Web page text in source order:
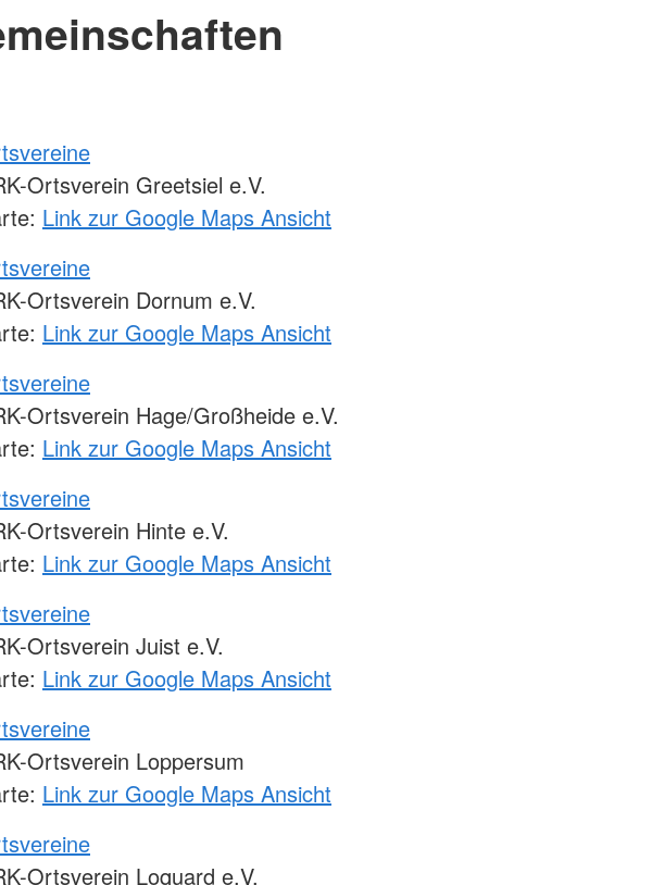
Ortsverein Greetsiel e.V.
Link zur Google Maps Ansicht
Ortsverein Dornum e.V.
Link zur Google Maps Ansicht
Ortsverein Hage/Großheide e.V.
Link zur Google Maps Ansicht
Ortsverein Hinte e.V.
Link zur Google Maps Ansicht
Ortsverein Juist e.V.
Link zur Google Maps Ansicht
Ortsverein Loppersum
Link zur Google Maps Ansicht
Ortsverein Loquard e.V.